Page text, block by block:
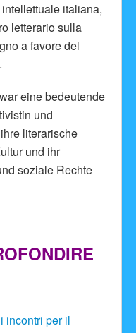
italiana,
letterario sulla
a favore del
war eine bedeutende
und
literarische
und ihr
soziale Rechte
incontri per il